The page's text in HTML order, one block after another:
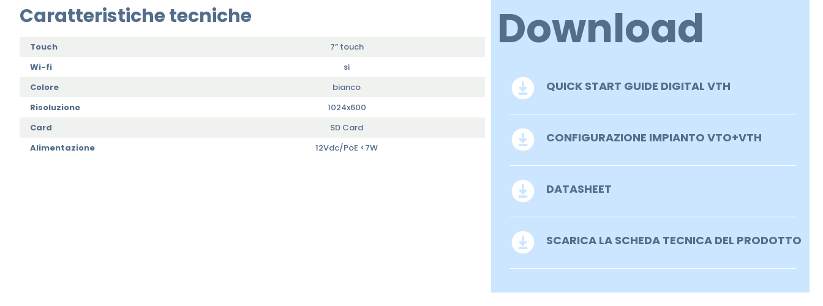
Caratteristiche tecniche
Touch
7” touch
Wi-fi
si
Colore
bianco
Risoluzione
1024x600
Card
SD Card
Alimentazione
12Vdc/PoE <7W
Download
QUICK START GUIDE DIGITAL VTH
CONFIGURAZIONE IMPIANTO VTO+VTH
DATASHEET
SCARICA LA SCHEDA TECNICA DEL PRODOTTO